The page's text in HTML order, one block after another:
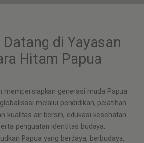
di Yayasan
Hitam Papua
mempersiapkan generasi muda Papua
melalui pendidikan, pelatihan
kualitas air bersih, edukasi kesehatan
penguatan identitas budaya.
Papua yang berdaya, berbudaya,